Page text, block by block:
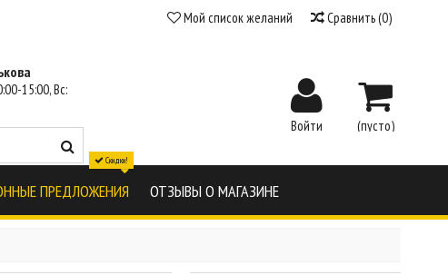
Сравнить(0)
Мой список желаний
15:00, Вс:
(пусто)
Войти
ПРЕДЛОЖЕНИЯ
Скидки!
ОТЗЫВЫ О МАГАЗИНЕ